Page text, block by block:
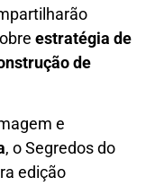
estratégia de
de
e
, o Segredos do
edição